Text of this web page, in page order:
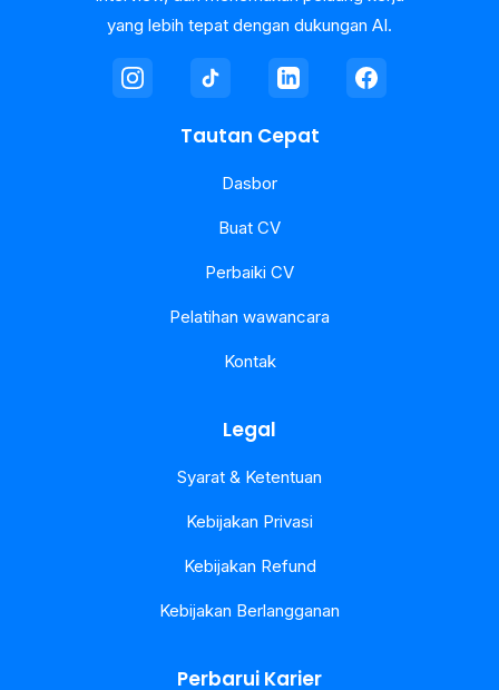
yang lebih tepat dengan dukungan AI.
Tautan Cepat
Dasbor
Buat CV
Perbaiki CV
Pelatihan wawancara
Kontak
Legal
Syarat & Ketentuan
Kebijakan Privasi
Kebijakan Refund
Kebijakan Berlangganan
Perbarui Karier